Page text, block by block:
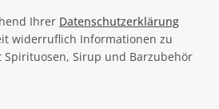
Ihrer Datenschutzerklärung
widerruflich Informationen zu
Sirup und Barzubehör